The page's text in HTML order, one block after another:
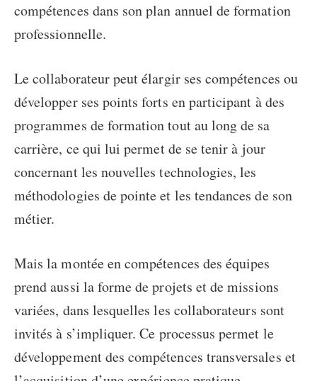
compétences dans son plan annuel de formation
professionnelle.
Le collaborateur peut élargir ses compétences ou
développer ses points forts en participant à des
programmes de formation tout au long de sa
carrière, ce qui lui permet de se tenir à jour
concernant les nouvelles technologies, les
méthodologies de pointe et les tendances de son
métier.
Mais la montée en compétences des équipes
prend aussi la forme de projets et de missions
variées, dans lesquelles les collaborateurs sont
invités à s’impliquer. Ce processus permet le
développement des compétences transversales et